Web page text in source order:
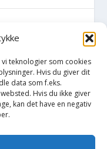
teknologier som cookies
Hvis du giver dit
data som f.eks.
Hvis du ikke giver
kan det have en negativ